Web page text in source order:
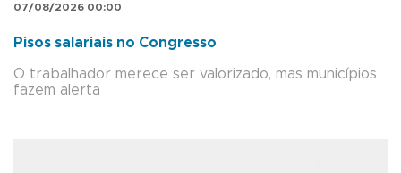
07/08/2026 00:00
Pisos salariais no Congresso
O trabalhador merece ser valorizado, mas municípios
fazem alerta